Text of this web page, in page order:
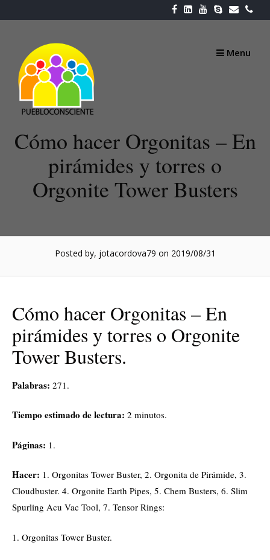
to
Menu
Cómo hacer Orgonitas – En
pirámides y torres o
Orgonite Tower Busters
Posted by, jotacordova79 on 2019/08/31
Cómo hacer Orgonitas – En
pirámides y torres o Orgonite
Tower Busters.
Palabras: 271.
Tiempo estimado de lectura: 2 minutos.
Páginas: 1.
Hacer: 1. Orgonitas Tower Buster, 2. Orgonita de Pirámide, 3.
Cloudbuster. 4. Orgonite Earth Pipes, 5. Chem Busters, 6. Slim
Spurling Acu Vac Tool, 7. Tensor Rings:
1. Orgonitas Tower Buster.